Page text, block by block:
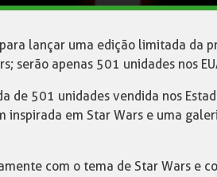
lançar uma edição limitada da
serão apenas 501 unidades nos
de 501 unidades vendida nos
inspirada em Star Wars e uma
com o tema de Star Wars e